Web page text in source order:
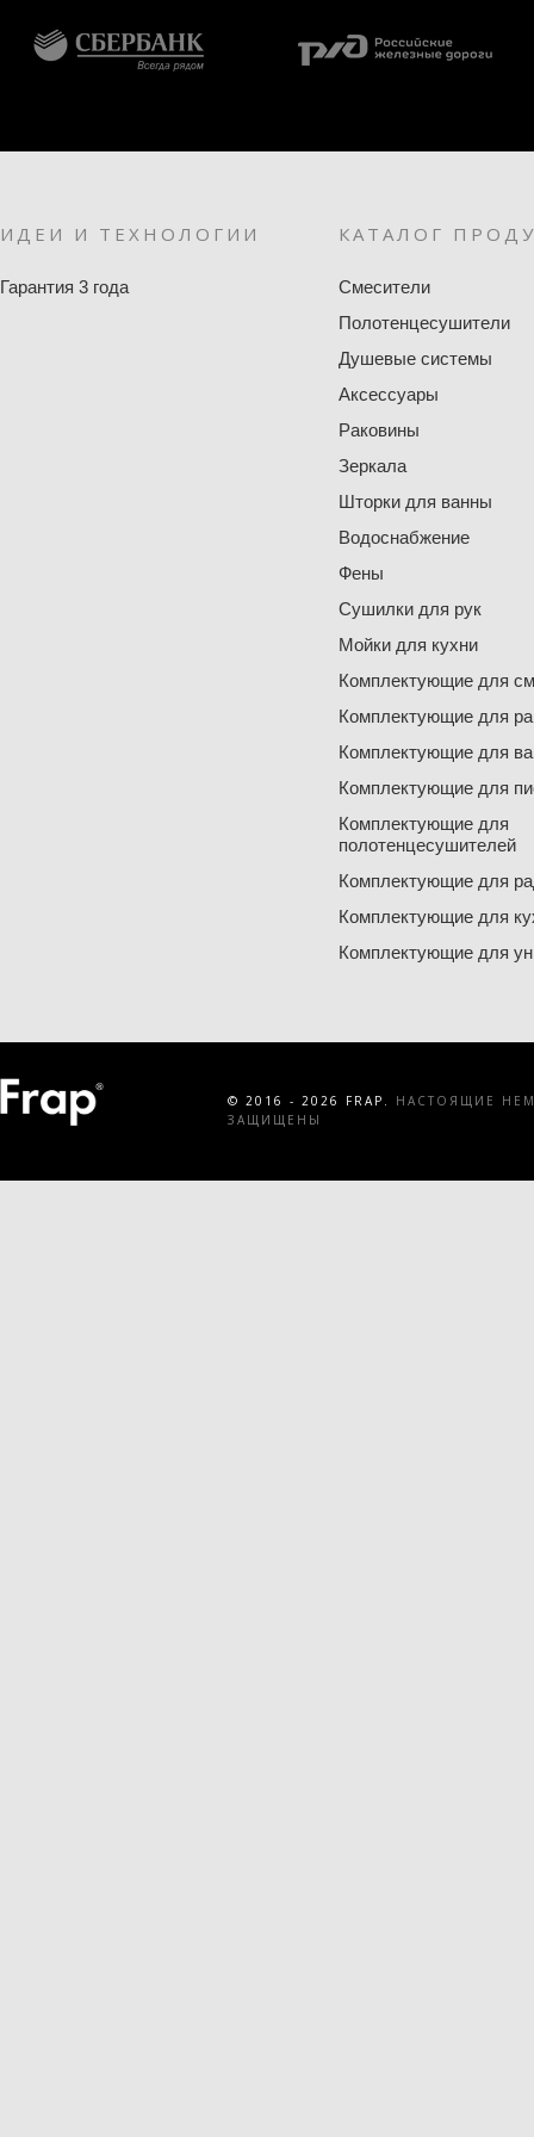
ИДЕИ И ТЕХНОЛОГИИ
Гарантия 3 года
КАТАЛОГ
Смесители
Полотенцесушители
Душевые системы
Аксессуары
Раковины
Зеркала
Шторки для ванны
Водоснабжение
Фены
Сушилки для рук
Мойки для кухни
Комплектующие для
Комплектующие для
Комплектующие для
Комплектующие для
Комплектующие для
полотенцесушителей
Комплектующие для
Комплектующие для
Комплектующие для
© 2016 - 2026 FRAP.
НАСТОЯЩИЕ
ЗАЩИЩЕНЫ